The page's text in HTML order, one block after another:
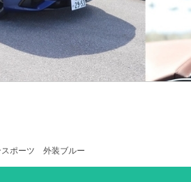
ポーツ 外装ブルー